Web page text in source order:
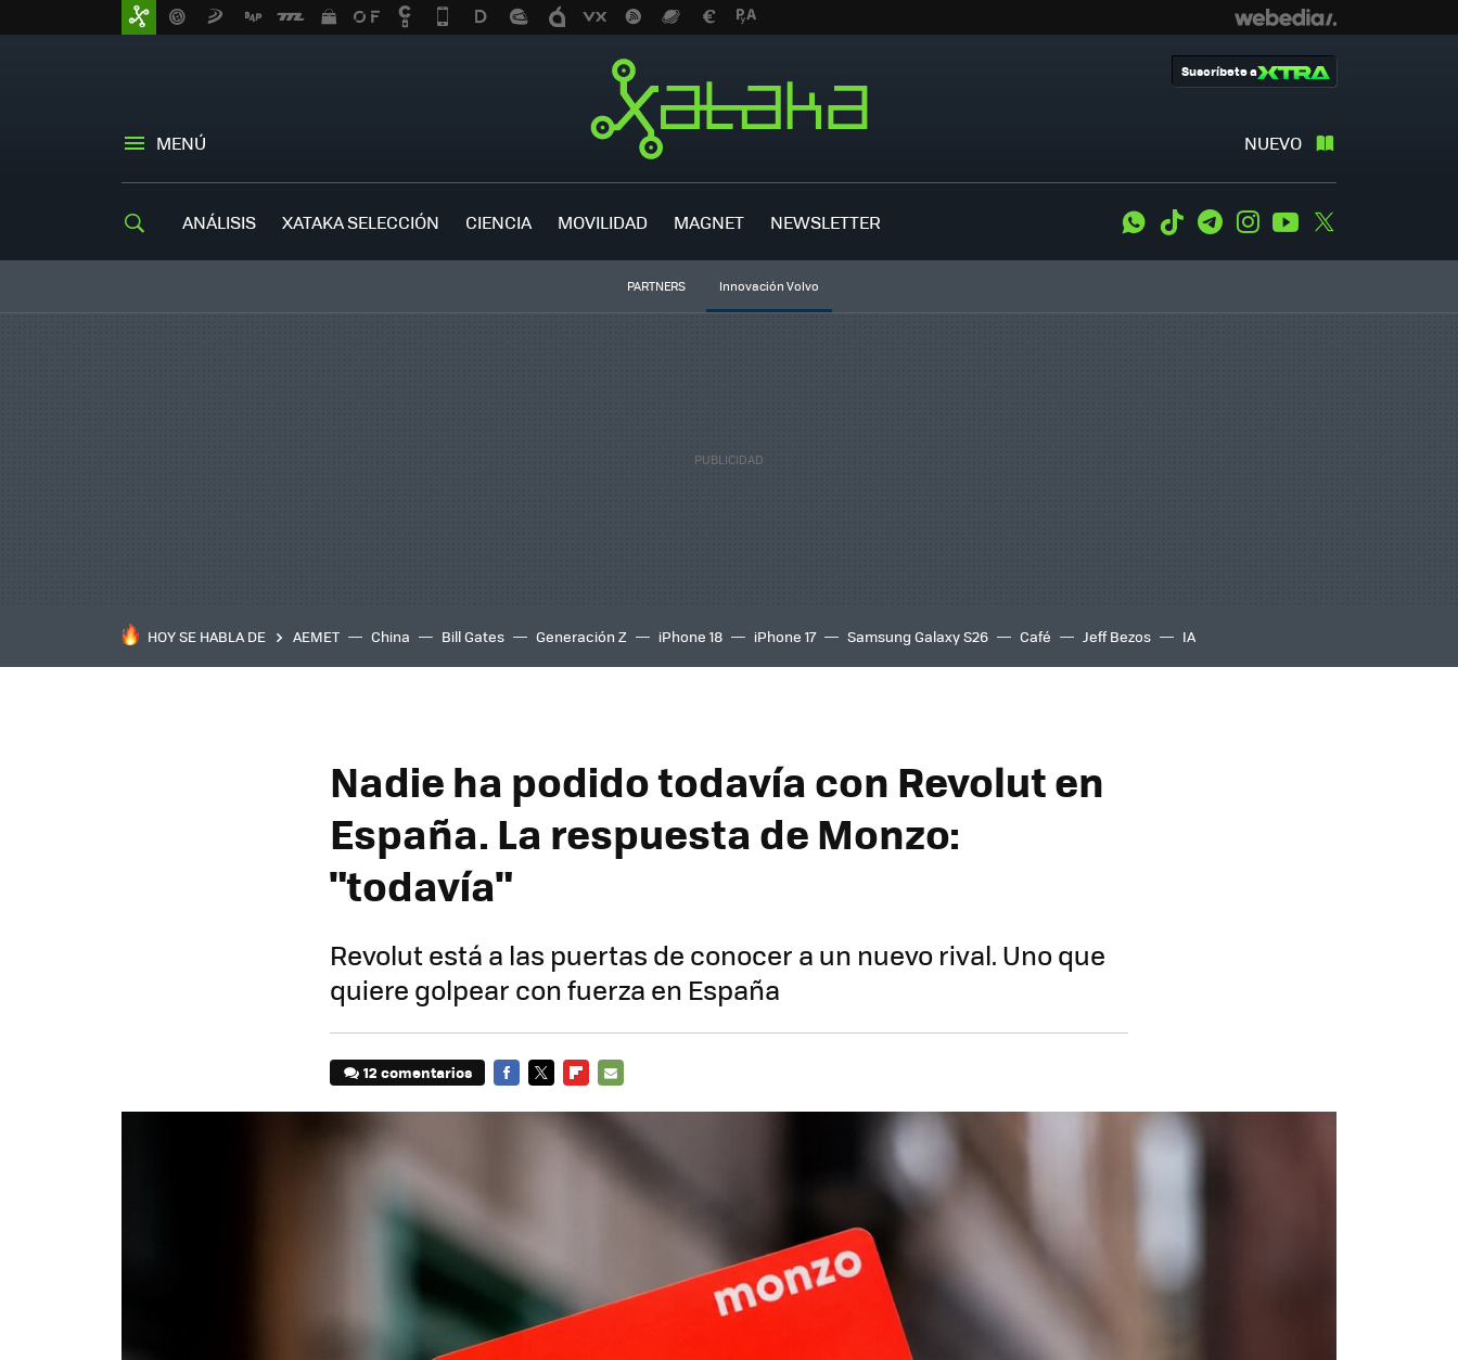
MENÚ NUEVO
Suscríbete a
ANÁLISIS XATAKA SELECCIÓN CIENCIA MOVILIDAD MAGNET NEWSLETTER WhatsApp
Tiktok TelegramInstagramYoutube
PARTNERS Innovación Volvo
HOY SE HABLA DE AEMET China Bill Gates Generación Z iPhone 18 iPhone 17 Samsung Galaxy S26 Café Jeff Bezos IA
Nadie ha podido todavía con Revolut en
España. La respuesta de Monzo:
"todavía"
Revolut está a las puertas de conocer a un nuevo rival. Uno que
quiere golpear con fuerza en España
12 comentarios